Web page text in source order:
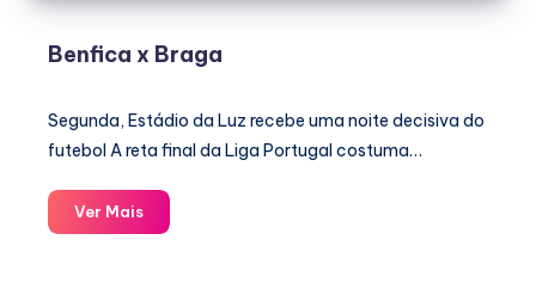
Benfica x Braga
Segunda, Estádio da Luz recebe uma noite decisiva do
futebol A reta final da Liga Portugal costuma…
Ver MaisBenfica
x